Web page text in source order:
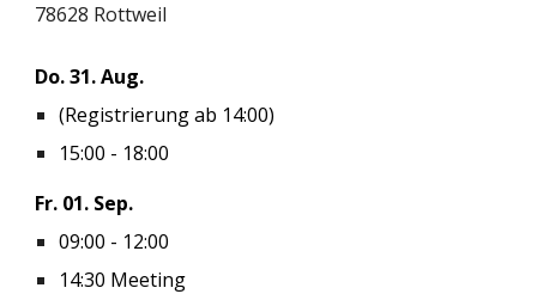
78628 Rottweil
Do.31.Aug.
(Registrierung ab 14:00)
15:00 - 18:00
Fr. 01. Sep.
09:00 - 12:00
14:30 Meeting